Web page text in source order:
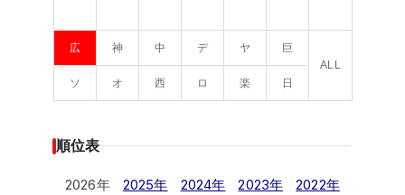
広 神 中 デ ヤ
巨
ALL
ソ
オ 西 ロ 楽 日
順位表
2026年 2025年 2024年 2023年
2022年